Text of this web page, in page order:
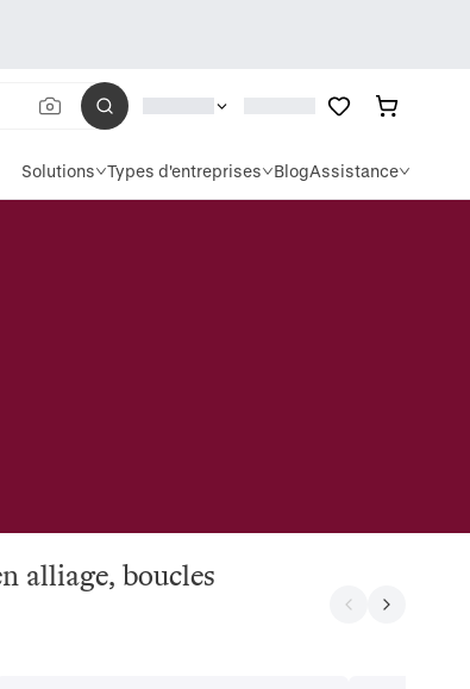
Solutions Types d'entreprises BlogAssistance
alliage, boucles